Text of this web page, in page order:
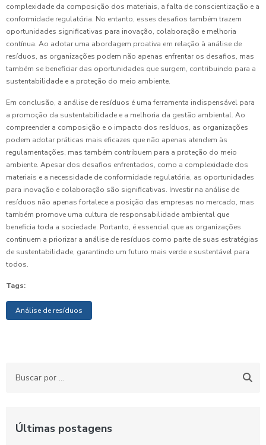
complexidade da composição dos materiais, a falta de conscientização e a
conformidade regulatória. No entanto, esses desafios também trazem
oportunidades significativas para inovação, colaboração e melhoria
contínua. Ao adotar uma abordagem proativa em relação à análise de
resíduos, as organizações podem não apenas enfrentar os desafios, mas
também se beneficiar das oportunidades que surgem, contribuindo para a
sustentabilidade e a proteção do meio ambiente.
Em conclusão, a análise de resíduos é uma ferramenta indispensável para
a promoção da sustentabilidade e a melhoria da gestão ambiental. Ao
compreender a composição e o impacto dos resíduos, as organizações
podem adotar práticas mais eficazes que não apenas atendem às
regulamentações, mas também contribuem para a proteção do meio
ambiente. Apesar dos desafios enfrentados, como a complexidade dos
materiais e a necessidade de conformidade regulatória, as oportunidades
para inovação e colaboração são significativas. Investir na análise de
resíduos não apenas fortalece a posição das empresas no mercado, mas
também promove uma cultura de responsabilidade ambiental que
beneficia toda a sociedade. Portanto, é essencial que as organizações
continuem a priorizar a análise de resíduos como parte de suas estratégias
de sustentabilidade, garantindo um futuro mais verde e sustentável para
todos.
Tags:
Análise de resíduos
Últimas postagens